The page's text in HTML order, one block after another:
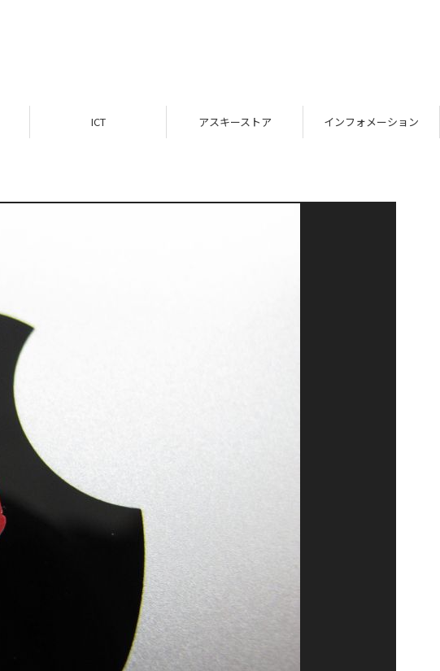
ICT アスキーストア インフォメーション